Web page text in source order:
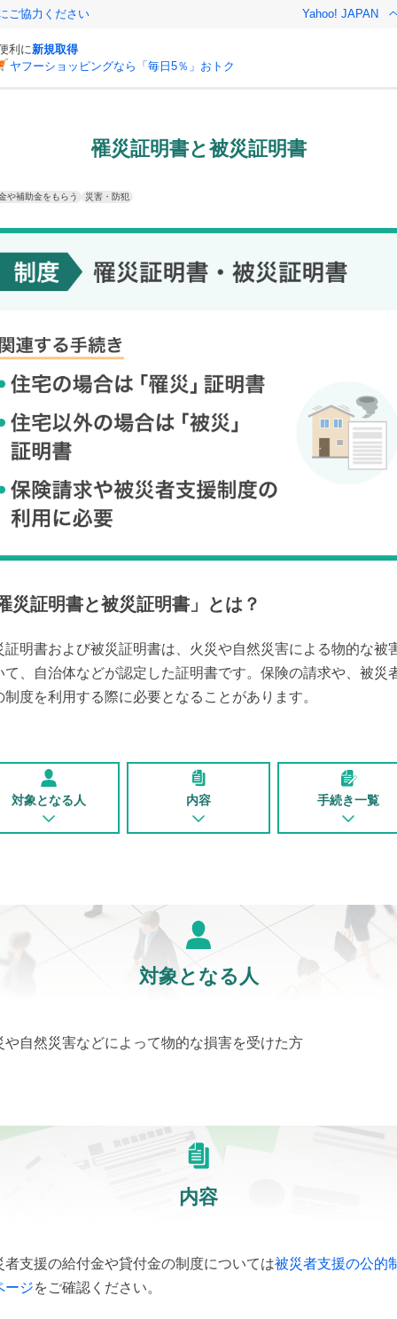
ご協力ください Yahoo! JAPAN
利に新規取得
ヤフーショッピングなら「毎日5％」おトク
罹災証明書と被災証明書
や補助金をもらう 災害・防犯
災証明書と被災証明書 」とは？
証明書および被災証明書は、火災や自然災害による物的な被
て、自治体などが認定した証明書です。保険の請求や、被災
制度を利用する際に必要となることがあります。
対象となる人 内容 手続き一覧
対象となる人
や自然災害などによって物的な損害を受けた方
内容
者支援の給付金や貸付金の制度については被災者支援の公的
ージをご確認ください。